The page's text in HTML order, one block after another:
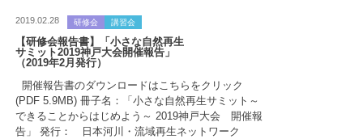
2019.02.28 研修会 講習会
【研修会報告書】「小さな自然再生
サミット2019神戸大会開催報告」
（2019年2月発行）
開催報告書のダウンロードはこちらをクリック
(PDF 5.9MB) 冊子名：「小さな自然再生サミット～
できることからはじめよう～ 2019神戸大会 開催報
告」 発行： 日本河川・流域再生ネットワーク